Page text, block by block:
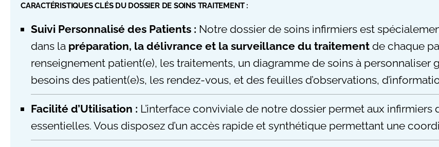
CARACTÉRISTIQUES CLÉS DU DOSSIER DE SOINS TRAITEMENT :
Suivi Personnalisé des Patients : Notre dossier de soins infirmiers est
dans la préparation, la délivrance et la surveillance du traitement de chaque
renseignement patient(e), les traitements, un diagramme de soins à personnaliser
besoins des patient(e)s, les rendez-vous, et des feuilles d’observations,
Facilité d’Utilisation : L’interface conviviale de notre dossier permet aux
essentielles. Vous disposez d’un accès rapide et synthétique permettant une